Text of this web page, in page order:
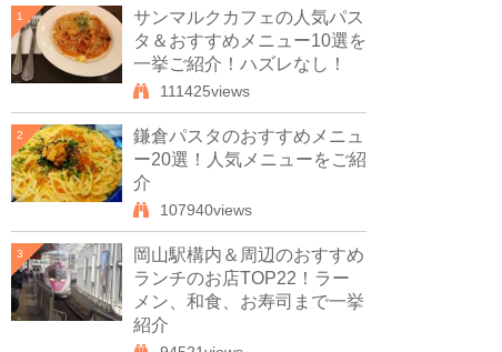
1
サンマルクカフェの人気パス
タ＆おすすめメニュー10選を
一挙ご紹介！ハズレなし！
111425views
2
鎌倉パスタのおすすめメニュ
ー20選！人気メニューをご紹
介
107940views
3
岡山駅構内＆周辺のおすすめ
ランチのお店TOP22！ラー
メン、和食、お寿司まで一挙
紹介